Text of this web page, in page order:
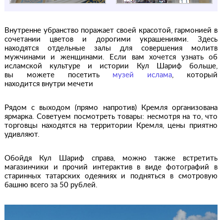
Внутренне убранство поражает своей красотой, гармонией в
сочетании цветов и дорогими украшениями. Здесь
находятся отдельные залы для совершения молитв
мужчинами и женщинами. Если вам хочется узнать об
исламской культуре и истории Кул Шариф больше,
вы можете посетить музей ислама , который
находится внутри мечети
Рядом с выходом (прямо напротив) Кремля организована
ярмарка. Советуем посмотреть товары: несмотря на то, что
торговцы находятся на территории Кремля, цены приятно
удивляют.
Обойдя Кул Шариф справа, можно также встретить
магазинчики и прочий интерактив в виде фотографий в
старинных татарских одеяниях и подняться в смотровую
башню всего за 50 рублей.